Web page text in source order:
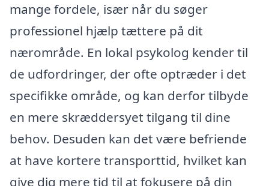
mange fordele, især når du søger
professionel hjælp tættere på dit
nærområde. En lokal psykolog kender til
de udfordringer, der ofte optræder i det
specifikke område, og kan derfor tilbyde
en mere skræddersyet tilgang til dine
behov. Desuden kan det være befriende
at have kortere transporttid, hvilket kan
give dig mere tid til at fokusere på din